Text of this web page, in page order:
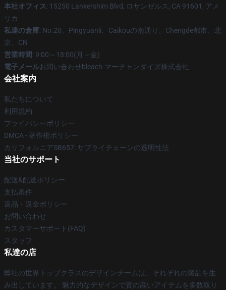
本社オフィス: 15250 Lankershim Blvd, ロサンゼルス, CA 91601, アメ
リカ
私達の倉庫: No.20、Pingyuanli、Caikouの南通り、Chengde都市、北
京、CN
営業時間: 9:00～18:00(月～金)
電子メールお問い合わせbleach-マーチャンダイズ株式会社
会社案内
私たちについて
利用規約
プライバシーポリシー
DMCA - 著作権ポリシー
カリフォルニアSB657: サプライチェーンの透明性法
当社のサポート
配送&配送ポリシー
支払条件
返品・返金ポリシー
お問い合わせ
カスタマーサポート(FAQ)
スタッフ
私達の店
弊社の世界トップクラスのデザインチームは、それぞれの製品を生
み出しています。 魅力的なデザインで質の高いアイテムを多数取り